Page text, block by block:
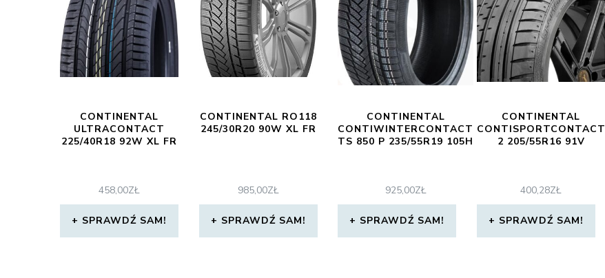
CONTINENTAL
ULTRACONTACT
225/40R18 92W XL FR
458,00ZŁ
SPRAWDŹ SAM!
CONTINENTAL RO118
245/30R20 90W XL FR
985,00ZŁ
SPRAWDŹ SAM!
CONTINENTAL
CONTIWINTERCONTACT
TS 850 P 235/55R19 105H
925,00ZŁ
SPRAWDŹ SAM!
CONTINENTAL
CONTISPORTCONTACT
2 205/55R16 91V
400,28ZŁ
SPRAWDŹ SAM!